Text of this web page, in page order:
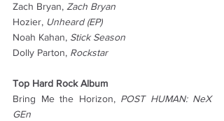
Zach Bryan, Zach Bryan
Hozier, Unheard (EP)
Noah Kahan, Stick Season
Dolly Parton, Rockstar
Top Hard Rock Album
Bring Me the Horizon, POST HUMAN: NeX
GEn